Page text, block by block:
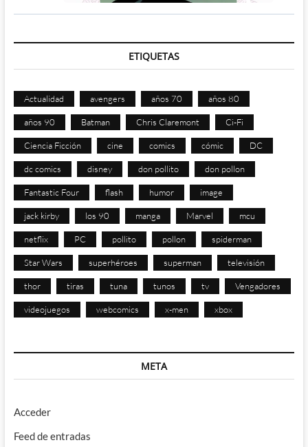
ETIQUETAS
Actualidad avengers años 70 años 80
años 90 Batman Chris Claremont Ci-Fi
Ciencia Ficción cine comics cómic DC
dc comics disney don pollito don pollon
Fantastic Four flash humor image
jack kirby los 90 manga Marvel mcu
netflix PC pollito pollon spiderman
Star Wars superhéroes superman televisión
thor tiras tuna tunos tv Vengadores
videojuegos webcomics x-men xbox
META
Acceder
Feed de entradas